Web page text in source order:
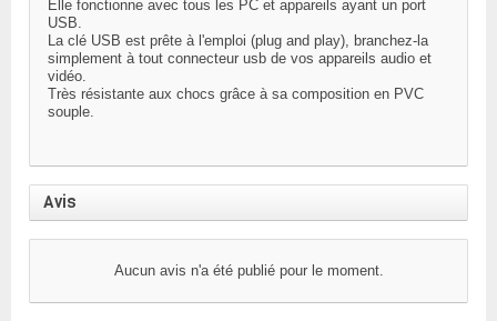
Elle fonctionne avec tous les PC et appareils ayant un port
USB.
La clé USB est prête à l'emploi (plug and play), branchez-la
simplement à tout connecteur usb de vos appareils audio et
vidéo.
Très résistante aux chocs grâce à sa composition en PVC
souple.
Avis
Aucun avis n'a été publié pour le moment.